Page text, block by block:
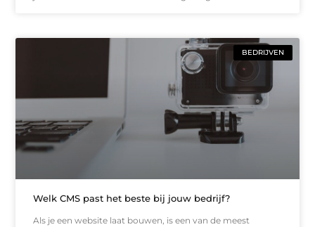
BEDRIJVEN
Welk CMS past het beste bij jouw bedrijf?
Als je een website laat bouwen, is een van de meest